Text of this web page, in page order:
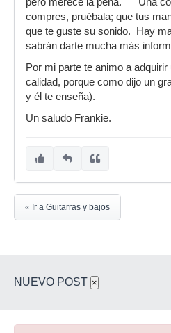
compres, pruébala; que tus
que te guste su sonido. Hay
sabrán darte mucha más
Por mi parte te animo a
calidad, porque como dijo un
y él te enseña).
Un saludo Frankie.
« Ir a Guitarras y bajos
NUEVO POST ×